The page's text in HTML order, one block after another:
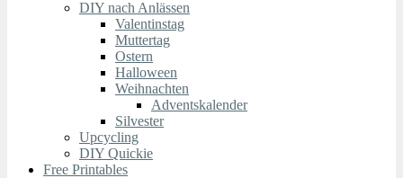
DIY nach Anlässen
Valentinstag
Muttertag
Ostern
Halloween
Weihnachten
Adventskalender
Silvester
Upcycling
DIY Quickie
Free Printables